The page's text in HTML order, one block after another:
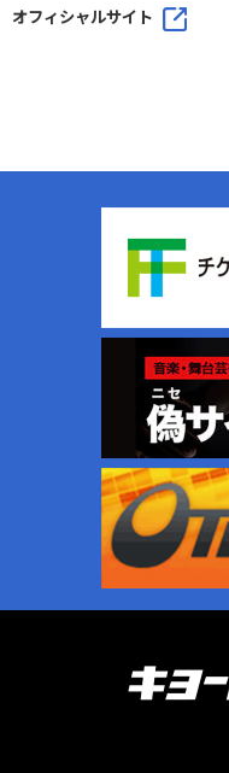
オフィシャルサイト